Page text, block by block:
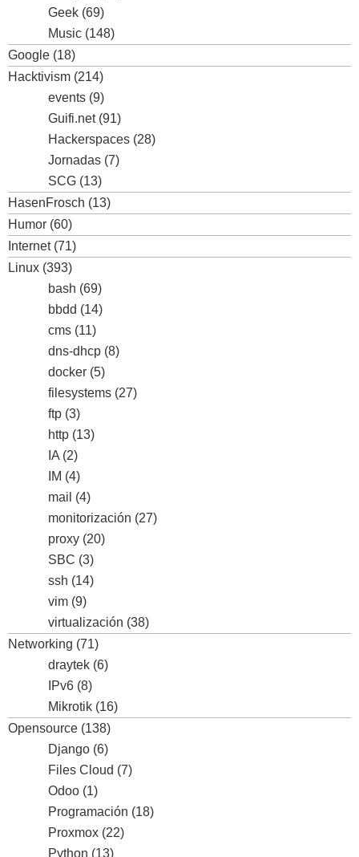
Geek (69)
Music (148)
Google (18)
Hacktivism (214)
events (9)
Guifi.net(91)
Hackerspaces (28)
Jornadas (7)
SCG (13)
HasenFrosch (13)
Humor (60)
Internet(71)
Linux (393)
bash (69)
bbdd (14)
cms (11)
dns-dhcp (8)
docker (5)
filesystems (27)
ftp (3)
http (13)
IA (2)
IM (4)
mail (4)
monitorización (27)
proxy (20)
SBC (3)
ssh (14)
vim (9)
virtualización (38)
Networking (71)
draytek (6)
IPv6 (8)
Mikrotik (16)
Opensource (138)
Django (6)
Files Cloud (7)
Odoo (1)
Programación (18)
Proxmox (22)
Python (13)